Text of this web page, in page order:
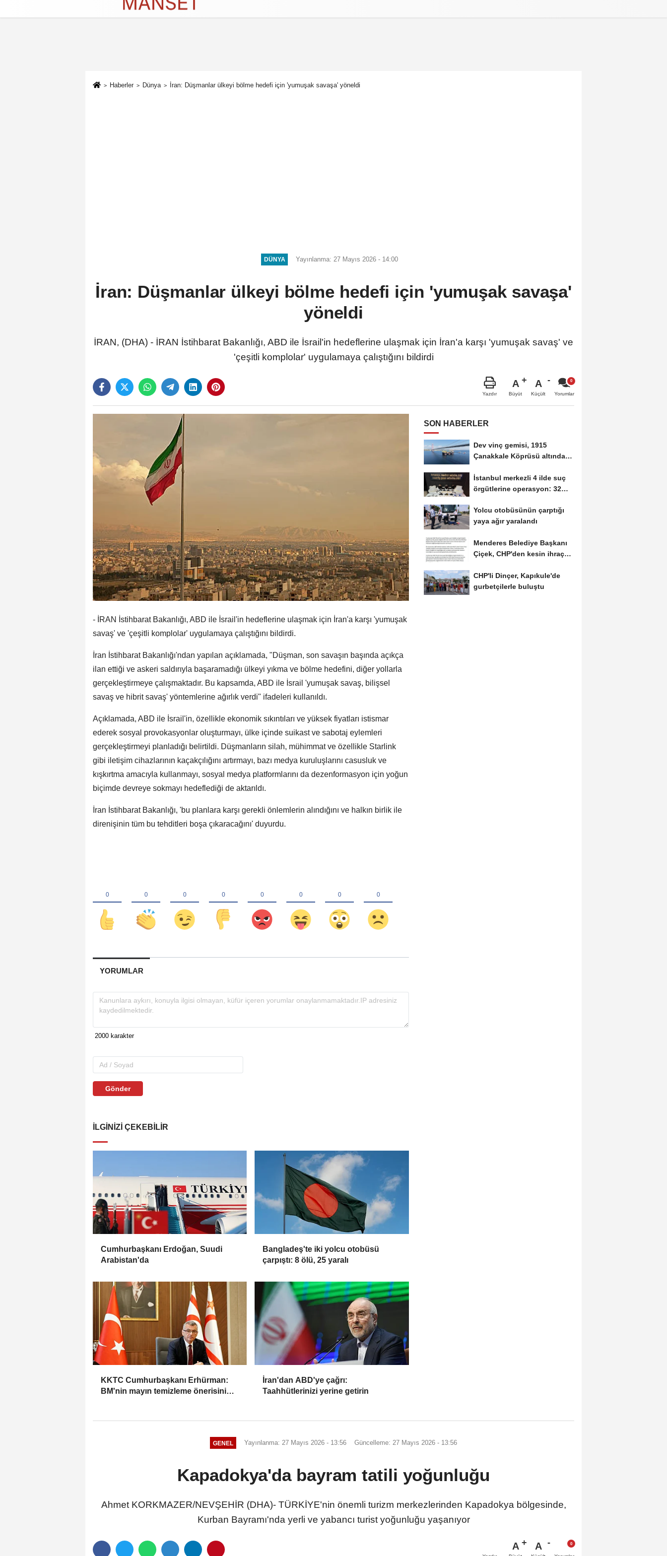
İletişim Çerez Politikası
Haberler Dünya İran: Düşmanlar ülkeyi bölme hedefi için 'yumuşak savaşa' yöneldi
DÜNYA Yayınlanma: 27 Mayıs 2026 - 14:00
İran: Düşmanlar ülkeyi bölme hedefi için 'yumuşak savaşa'
yöneldi
İRAN, (DHA) - İRAN İstihbarat Bakanlığı, ABD ile İsrail'in hedeflerine ulaşmak için İran'a karşı 'yumuşak savaş' ve
'çeşitli komplolar' uygulamaya çalıştığını bildirdi
Yazdır
A
Büyüt
A
Küçült Yorumlar
- İRAN İstihbarat Bakanlığı, ABD ile İsrail'in hedeflerine ulaşmak için İran'a karşı 'yumuşak
savaş' ve 'çeşitli komplolar' uygulamaya çalıştığını bildirdi.
İran İstihbarat Bakanlığı'ndan yapılan açıklamada, "Düşman, son savaşın başında açıkça
ilan ettiği ve askeri saldırıyla başaramadığı ülkeyi yıkma ve bölme hedefini, diğer yollarla
gerçekleştirmeye çalışmaktadır. Bu kapsamda, ABD ile İsrail 'yumuşak savaş, bilişsel
savaş ve hibrit savaş' yöntemlerine ağırlık verdi" ifadeleri kullanıldı.
Açıklamada, ABD ile İsrail'in, özellikle ekonomik sıkıntıları ve yüksek fiyatları istismar
ederek sosyal provokasyonlar oluşturmayı, ülke içinde suikast ve sabotaj eylemleri
gerçekleştirmeyi planladığı belirtildi. Düşmanların silah, mühimmat ve özellikle Starlink
gibi iletişim cihazlarının kaçakçılığını artırmayı, bazı medya kuruluşlarını casusluk ve
kışkırtma amacıyla kullanmayı, sosyal medya platformlarını da dezenformasyon için yoğun
biçimde devreye sokmayı hedeflediği de aktarıldı.
İran İstihbarat Bakanlığı, 'bu planlara karşı gerekli önlemlerin alındığını ve halkın birlik ile
direnişinin tüm bu tehditleri boşa çıkaracağını' duyurdu.
YORUMLAR
Gönder
İLGINIZI ÇEKEBILIR
Cumhurbaşkanı Erdoğan, Suudi
Arabistan'da
Bangladeş'te iki yolcu otobüsü
çarpıştı: 8 ölü, 25 yaralı
KKTC Cumhurbaşkanı Erhürman:
BM'nin mayın temizleme önerisini
İran'dan ABD'ye çağrı:
Taahhütlerinizi yerine getirin
SON HABERLER
Dev vinç gemisi, 1915
Çanakkale Köprüsü altından
İstanbul merkezli 4 ilde suç
örgütlerine operasyon: 32
Yolcu otobüsünün çarptığı
yaya ağır yaralandı
Menderes Belediye Başkanı
Çiçek, CHP'den kesin ihraç
CHP'li Dinçer, Kapıkule'de
gurbetçilerle buluştu
GENEL Yayınlanma: 27 Mayıs 2026 - 13:56 Güncelleme: 27 Mayıs 2026 - 13:56
Kapadokya'da bayram tatili yoğunluğu
Ahmet KORKMAZER/NEVŞEHİR (DHA)- TÜRKİYE'nin önemli turizm merkezlerinden Kapadokya bölgesinde,
Kurban Bayramı'nda yerli ve yabancı turist yoğunluğu yaşanıyor
A A